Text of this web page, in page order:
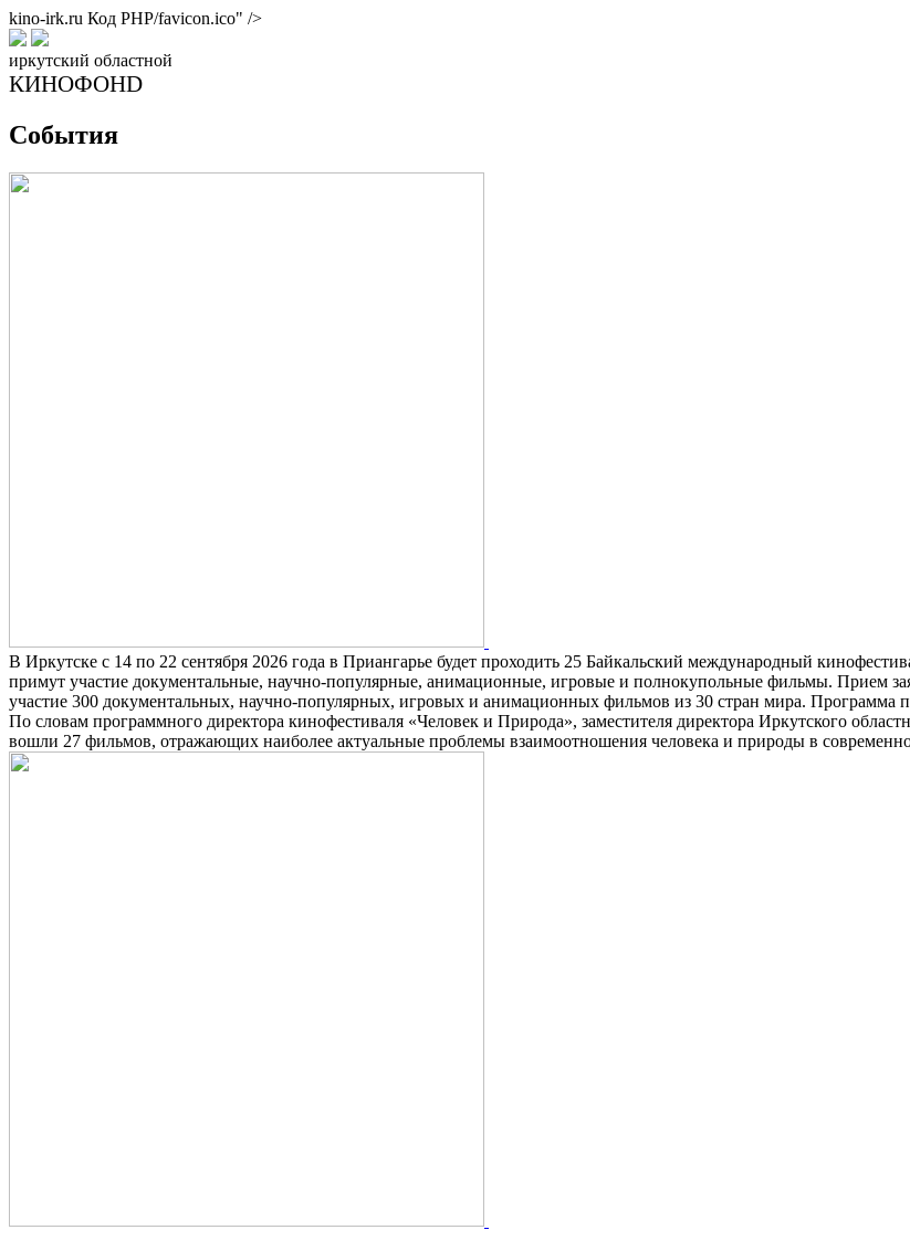
kino-irk.ru Код PHP/favicon.ico" />
иркутский областной
КИНОФОНD
События
В Иркутске с 14 по 22 сентября 2026 года в Приангарье будет проходить 25 Байкальский международный
примут участие документальные, научно-популярные, анимационные, игровые и полнокупольные фильмы. Прием
участие 300 документальных, научно-популярных, игровых и анимационных фильмов из 30 стран мира. Программа
По словам программного директора кинофестиваля «Человек и Природа», заместителя директора Иркутского
вошли 27 фильмов, отражающих наиболее актуальные проблемы взаимоотношения человека и природы в